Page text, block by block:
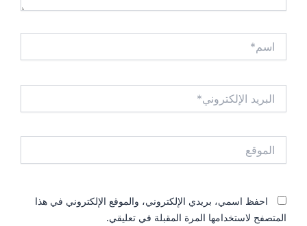
والموقع الإلكتروني في هذا
المقبلة في تعليقي.